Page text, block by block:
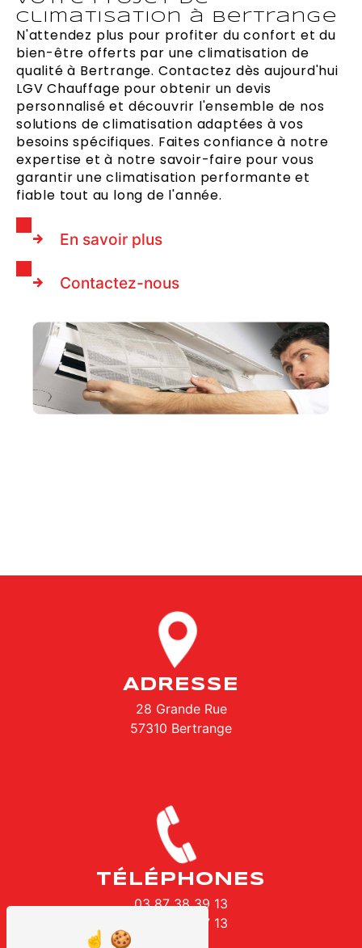
climatisation à Bertrange
N'attendez plus pour profiter du confort et du
bien-être offerts par une climatisation de
qualité à Bertrange. Contactez dès aujourd'hui
LGV Chauffage pour obtenir un devis
personnalisé et découvrir l'ensemble de nos
solutions de climatisation adaptées à vos
besoins spécifiques. Faites confiance à notre
expertise et à notre savoir-faire pour vous
garantir une climatisation performante et
fiable tout au long de l'année.
En savoir plus
Contactez-nous
ADRESSE
28 Grande Rue
57310 Bertrange
TÉLÉPHONES
03 87 38 39 13
06 66 82 47 13